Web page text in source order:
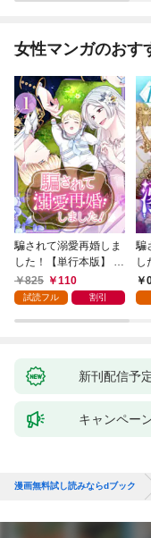
が、出世した元教え子
らない件～ 第1話
女性マンガのおす
騙されて溺愛再婚しま
した！【単行本版】 1
巻825 110
試読フル 割引
騙
し
新刊配信予
キャンペー
漫画無料試し読みならdブック